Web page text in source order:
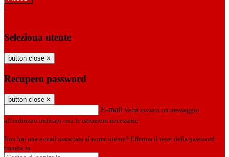
-
Seleziona utente
button close ×
Recupero password
button close ×
E-mail Verrà inviato un messaggio
all'indirizzo indicato con le istruzioni necessarie.
Non hai una e-mail associata al nome utente? Effettua il reset della password
tramite la